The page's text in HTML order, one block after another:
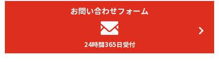
お問い合わせフォーム
24時間365日受付